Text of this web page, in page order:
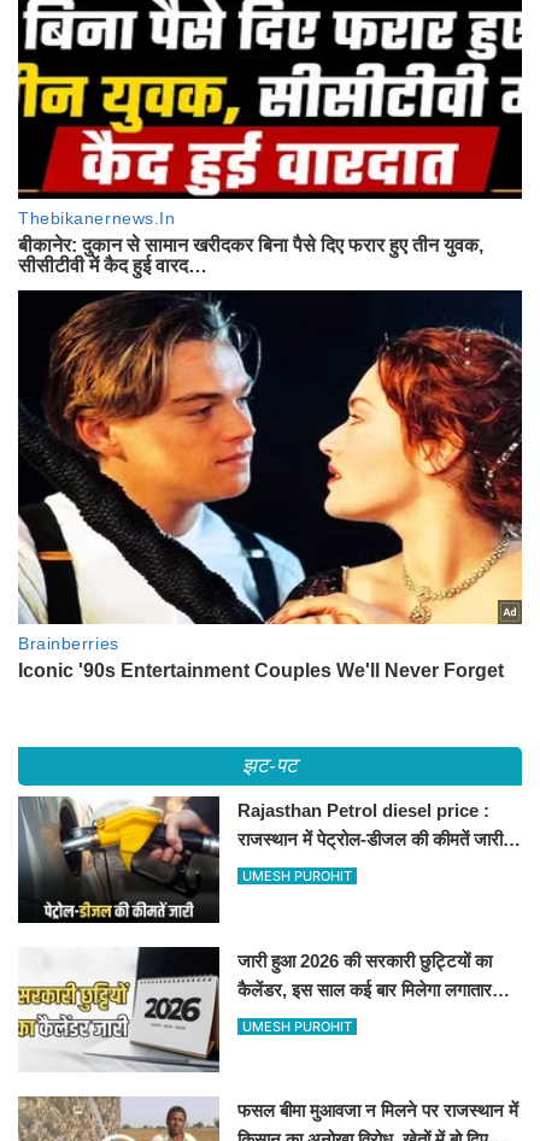
झट-पट
Rajasthan Petrol diesel price :
राजस्थान में पेट्रोल-डीजल की कीमतें जारी,
जानिए बीकानेर समेत पुरे प्रदेश में नए रेट
UMESH PUROHIT
जारी हुआ 2026 की सरकारी छुट्टियों का
कैलेंडर, इस साल कई बार मिलेगा लगातार
अवकाश, देखें
UMESH PUROHIT
फसल बीमा मुआवजा न मिलने पर राजस्थान में